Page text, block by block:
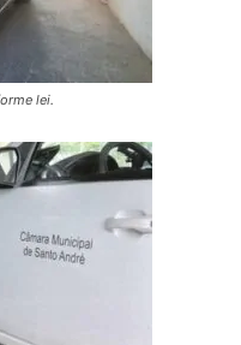
lei.